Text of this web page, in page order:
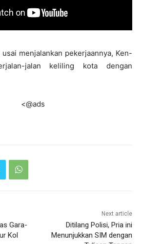
menjalankan pekerjaannya, Ken-
jalan keliling kota dengan
<@ads
Gara-
Kol
Next article
Ditilang Polisi, Pria ini
Menunjukkan SIM dengan